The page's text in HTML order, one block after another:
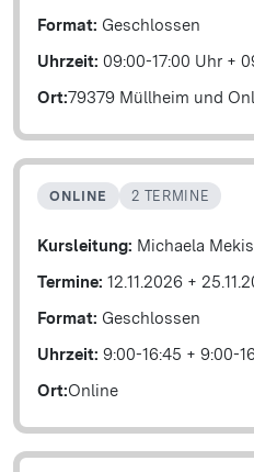
Format: Geschlossen
Uhrzeit: 09:00-17:00 Uhr +
Ort:79379 Müllheim und
ONLINE 2 TERMINE
Kursleitung: Michaela
Termine: 12.11.2026 +
Format: Geschlossen
Uhrzeit: 9:00-16:45 + 9:00-
Ort:Online